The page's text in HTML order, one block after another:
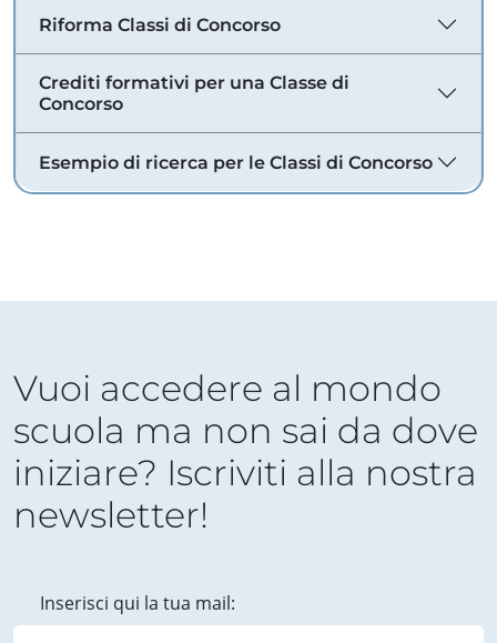
Riforma Classi di Concorso
Crediti formativi per una Classe di
Concorso
Esempio di ricerca per le Classi di Concorso
Vuoi accedere al mondo
scuola ma non sai da dove
iniziare? Iscriviti alla nostra
newsletter!
Inserisci qui la tua mail: